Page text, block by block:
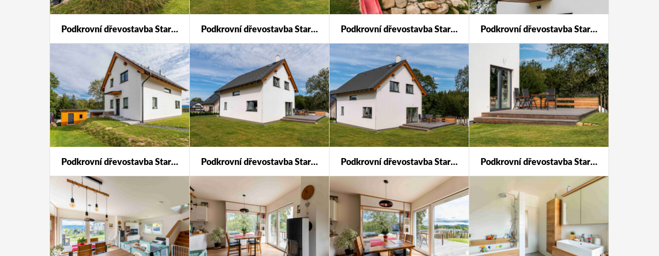
Podkrovní dřevostavba Star 123 s individuálními úpravami. Podkrovní dřevostavba Star 123 s individuálními úpravami. Podkrovní dřevostavba Star 123 s individuálními úpravami. Podkrovní dřevostavba Star 123 s individuálními úpravami.
Podkrovní dřevostavba Star 123 s individuálními úpravami. Podkrovní dřevostavba Star 123 s individuálními úpravami. Podkrovní dřevostavba Star 123 s individuálními úpravami. Podkrovní dřevostavba Star 123 s individuálními úpravami.